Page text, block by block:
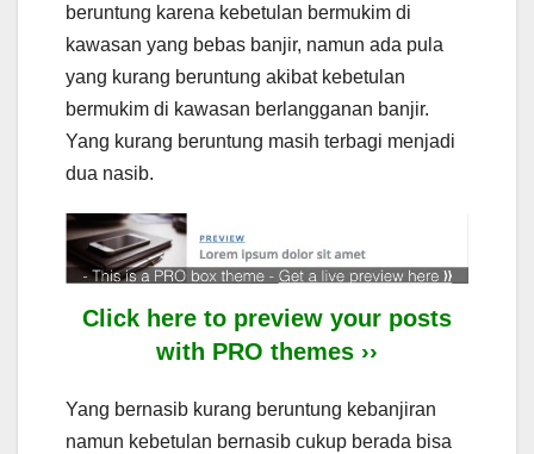
beruntung karena kebetulan bermukim di
kawasan yang bebas banjir, namun ada pula
yang kurang beruntung akibat kebetulan
bermukim di kawasan berlangganan banjir.
Yang kurang beruntung masih terbagi menjadi
dua nasib.
Click here to preview your posts
with PRO themes ››
Yang bernasib kurang beruntung kebanjiran
namun kebetulan bernasib cukup berada bisa